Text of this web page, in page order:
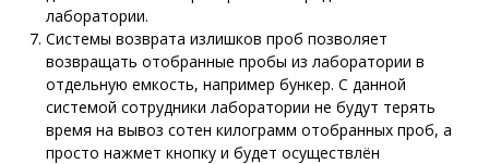
лаборатории.
Системы возврата излишков проб позволяет
возвращать отобранные пробы из лаборатории в
отдельную емкость, например бункер. С данной
системой сотрудники лаборатории не будут терять
время на вывоз сотен килограмм отобранных проб, а
просто нажмет кнопку и будет осуществлён